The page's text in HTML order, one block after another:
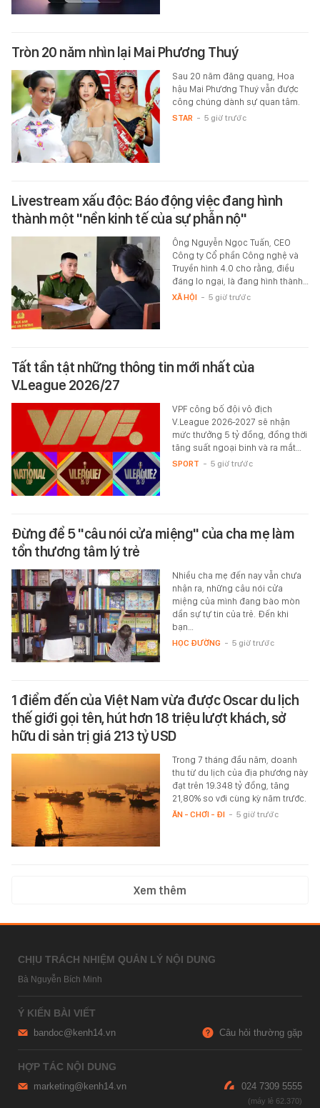
Tròn 20 năm nhìn lại Mai Phương Thuý
Sau 20 năm đăng quang, Hoa
hậu Mai Phương Thuý vẫn được
công chúng dành sự quan tâm.
STAR - 5 giờ trước
Livestream xấu độc: Báo động việc đang hình
thành một "nền kinh tế của sự phẫn nộ"
Ông Nguyễn Ngọc Tuấn, CEO
Công ty Cổ phần Công nghệ và
Truyền hình 4.0 cho rằng, điều
đáng lo ngại, là đang hình thành…
XÃ HỘI - 5 giờ trước
Tất tần tật những thông tin mới nhất của
V.League 2026/27
VPF công bố đội vô địch
V.League 2026-2027 sẽ nhận
mức thưởng 5 tỷ đồng, đồng thời
tăng suất ngoại binh và ra mắt…
SPORT - 5 giờ trước
Đừng để 5 "câu nói cửa miệng" của cha mẹ làm
tổn thương tâm lý trẻ
Nhiều cha mẹ đến nay vẫn chưa
nhận ra, những câu nói cửa
miệng của mình đang bào mòn
dần sự tự tin của trẻ. Đến khi
bạn…
HỌC ĐƯỜNG - 5 giờ trước
1 điểm đến của Việt Nam vừa được Oscar du lịch
thế giới gọi tên, hút hơn 18 triệu lượt khách, sở
hữu di sản trị giá 213 tỷ USD
Trong 7 tháng đầu năm, doanh
thu từ du lịch của địa phương này
đạt trên 19.348 tỷ đồng, tăng
21,80% so với cùng kỳ năm trước.
ĂN - CHƠI - ĐI - 5 giờ trước
Xem thêm
CHỊU TRÁCH NHIỆM QUẢN LÝ NỘI DUNG
Bà Nguyễn Bích Minh
Ý KIẾN BÀI VIẾT
bandoc@kenh14.vn Câu hỏi thường gặp
HỢP TÁC NỘI DUNG
marketing@kenh14.vn 024 7309 5555